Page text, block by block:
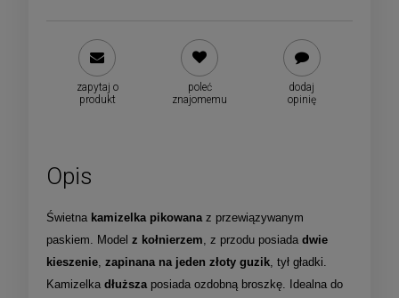
zapytaj o
produkt
poleć
znajomemu
dodaj
opinię
Opis
Świetna kamizelka pikowana z przewiązywanym
paskiem. Model z kołnierzem , z przodu posiada dwie
kieszenie zapinana na jeden złoty guzik , tył gładki.
Kamizelka dłuższa posiada ozdobną broszkę. Idealna do